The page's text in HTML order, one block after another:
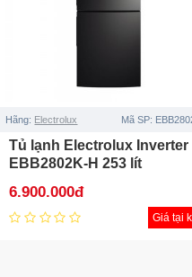
Hãng: Electrolux Mã SP:
Tủ lạnh Electrolux Inverter
EBB2802K-H 253 lít
6.900.000đ
Giá tại